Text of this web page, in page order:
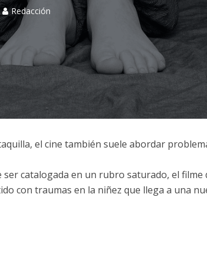
Redacción
el cine también suele abordar
ser catalogada en un rubro saturado, el filme
con traumas en la niñez que llega a una